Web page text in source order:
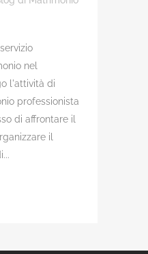
nel
l'attività di
professionista
di affrontare il
il